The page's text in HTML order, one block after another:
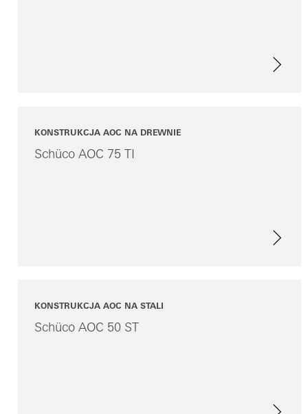
KONSTRUKCJA AOC NA DREWNIE
Schüco AOC 75 TI
KONSTRUKCJA AOC NA STALI
Schüco AOC 50 ST